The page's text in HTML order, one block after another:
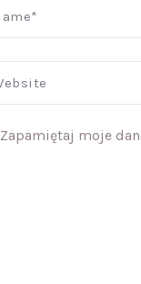
Zapamiętaj moje